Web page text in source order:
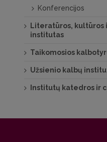
Konferencijos
Literatūros, kultūros
institutas
Taikomosios
Užsienio kalbų
Institutų katedros ir